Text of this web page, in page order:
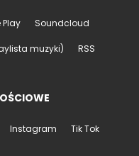
Play Soundcloud
muzyki) RSS
Instagram Tik Tok